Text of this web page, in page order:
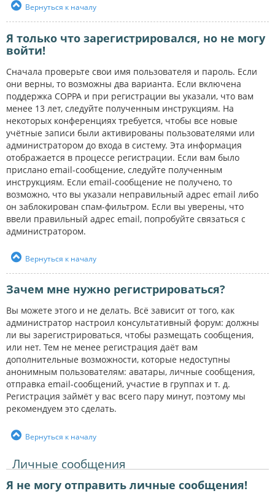
Вернуться к началу
Я только что зарегистрировался, но не могу
войти!
Сначала проверьте свои имя пользователя и пароль. Если
они верны, то возможны два варианта. Если включена
поддержка COPPA и при регистрации вы указали, что вам
менее 13 лет, следуйте полученным инструкциям. На
некоторых конференциях требуется, чтобы все новые
учётные записи были активированы пользователями или
администратором до входа в систему. Эта информация
отображается в процессе регистрации. Если вам было
прислано email-сообщение, следуйте полученным
инструкциям. Если email-сообщение не получено, то
возможно, что вы указали неправильный адрес email либо
он заблокирован спам-фильтром. Если вы уверены, что
ввели правильный адрес email, попробуйте связаться с
администратором.
Вернуться к началу
Зачем мне нужно регистрироваться?
Вы можете этого и не делать. Всё зависит от того, как
администратор настроил консультативный форум: должны
ли вы зарегистрироваться, чтобы размещать сообщения,
или нет. Тем не менее регистрация даёт вам
дополнительные возможности, которые недоступны
анонимным пользователям: аватары, личные сообщения,
отправка email-сообщений, участие в группах и т. д.
Регистрация займёт у вас всего пару минут, поэтому мы
рекомендуем это сделать.
Вернуться к началу
Личные сообщения
Я не могу отправить личные сообщения!